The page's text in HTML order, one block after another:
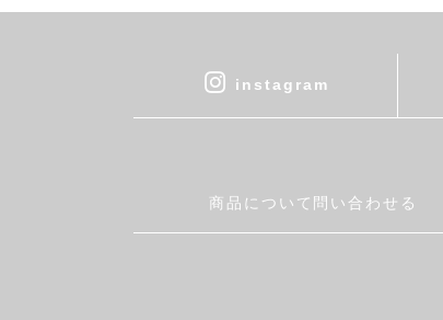
cohan
DEAN & DELUCA
Fatima Morocco
instagram
商品について問い合わせる